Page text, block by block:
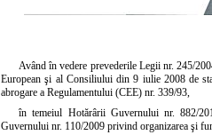
Având în vedere prevederile Legii nr. 245/
European şi al Consiliului din 9 iulie 2008 de
abrogare a Regulamentului (CEE) nr. 339/93,
în temeiul Hotărârii Guvernului nr. 882/
Guvernului nr. 110/2009 privind organizarea şi